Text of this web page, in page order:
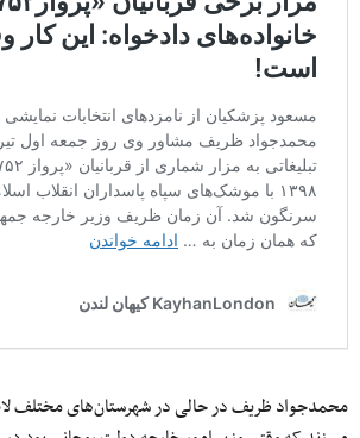
محمدجواد ظریف در حالی در شهرستان‌های مختلف